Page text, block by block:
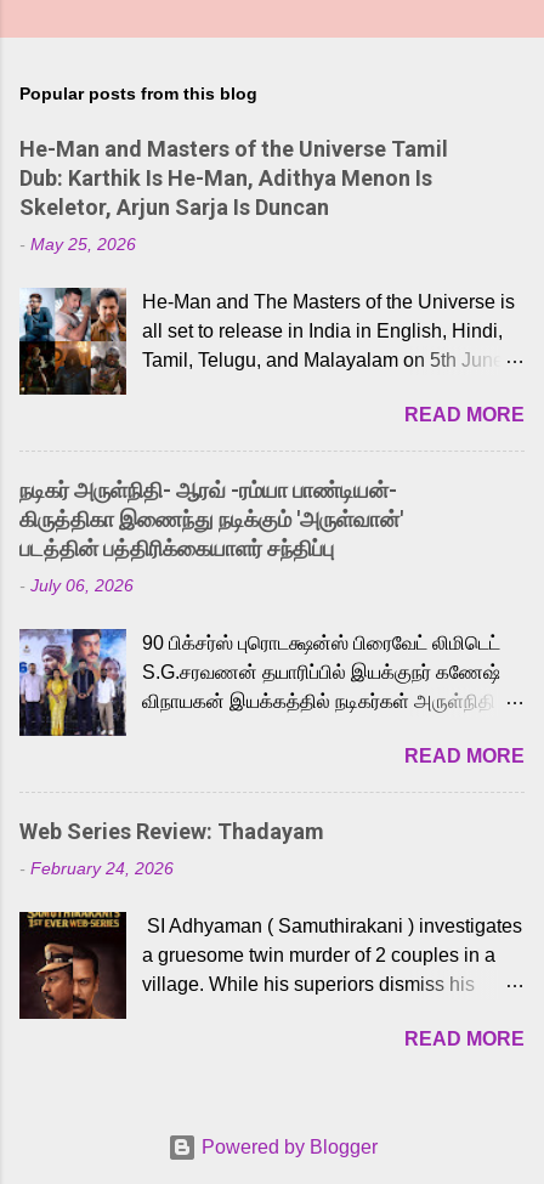
Popular posts from this blog
He-Man and Masters of the Universe Tamil
Dub: Karthik Is He-Man, Adithya Menon Is
Skeletor, Arjun Sarja Is Duncan
- May 25, 2026
He-Man and The Masters of the Universe is
all set to release in India in English, Hindi,
Tamil, Telugu, and Malayalam on 5th June,
received a lot of love from cult He-Man fans
and offered audiences an exciting glimpse
into the world of Eternia, the recently
released Tamil trailer has also generated
strong excitement among Tamil audiences.
Adding to the growing buzz is the film’s
to the iconic superhero He-Man. Known for
memorable songs like “Behene De” from
Raavan, “Oru Maalai” from Ghajini, and
loved for his versatile voice and strong
command over multiple languages, making
him a strong fit for the legendary character.
cinema, voices the menacing Skeletor
across the Tamil, Malayalam, and Telugu
versions. Joining them is Action King Arjun...
READ MORE
நடிகர் அருள்நிதி- ஆரவ் -ரம்யா பாண்டியன்-
கிருத்திகா இணைந்து நடிக்கும் 'அருள்வான்'
படத்தின் பத்திரிக்கையாளர் சந்திப்பு
- July 06, 2026
90 பிக்சர்ஸ் புரொடக்ஷன்ஸ் பிரைவேட் லிமிடெட்
S.G.சரவணன் தயாரிப்பில் இயக்குநர் கணேஷ்
விநாயகன் இயக்கத்தில் நடிகர்கள் அருள்நிதி -
முக்கிய வேடத்தில் இணைந்து நடித்திருக்கும்
'அருள்வான்' திரைப்படத்தினை
பத்திரிக்கையாளர் சந்திப்பு சென்னையில்
நடைபெற்றது. இயக்குநர் கணேஷ் விநாயகன்
இயக்கத்தில் உருவாகியுள்ள 'அருள்வான்'
வெங்கட், ரம்யா பாண்டியன், வி டி வி கணேஷ் ,
ஜான் விஜய், பேபி கிருத்திகா, 'பருத்திவீரன்'
சரவணன், ஹரிஷ் உத்தமன் உள்ளிட்ட பலர்
செய்திருக்கும் இந்த திரைப்படத்திற்கு ஜீ. வி.
கவனிக்க.. லாரன்ஸ் கிஷோர் படத் தொகுப்பு
READ MORE
Web Series Review: Thadayam
- February 24, 2026
SI Adhyaman ( Samuthirakani ) investigates
a gruesome twin murder of 2 couples in a
village. While his superiors dismiss his
Sshivada ) believes in him and makes him
hamlet in a border town in Andhra Pradesh.
READ MORE
Powered by Blogger